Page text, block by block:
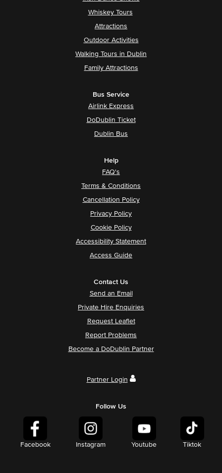
Whiskey Tours
Attractions
Outdoor Activities
Walking Tours in Dublin
Family Attractions
Bus Service
Airlink Express
DoDublin Ticket
Dublin Bus
Help
FAQ's
Terms & Conditions
Cancellation Policy
Privacy Policy
Cookie Policy
Accessibility Statement
Access Guide
Contact Us
Send an Email
Private Hire Enquiries
Request Leaflet
Report Problems
Become a DoDublin Partner
Partner Login
Follow Us
Facebook Instagram Youtube Tiktok